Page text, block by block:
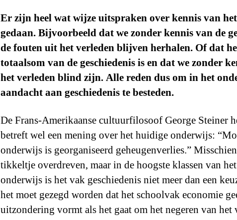
Er zijn heel wat wijze uitspraken over kennis van
gedaan. Bijvoorbeeld dat we zonder kennis van de
de fouten uit het verleden blijven herhalen. Of dat
totaalsom van de geschiedenis is en dat we zonder
het verleden blind zijn. Alle reden dus om in het
aandacht aan geschiedenis te besteden.
De Frans-Amerikaanse cultuurfilosoof George Steiner
betreft wel een mening over het huidige onderwijs:
onderwijs is georganiseerd geheugenverlies.”
tikkeltje overdreven, maar in de hoogste klassen van
onderwijs is het vak geschiedenis niet meer dan een
het moet gezegd worden dat het schoolvak economie
uitzondering vormt als het gaat om het negeren van het